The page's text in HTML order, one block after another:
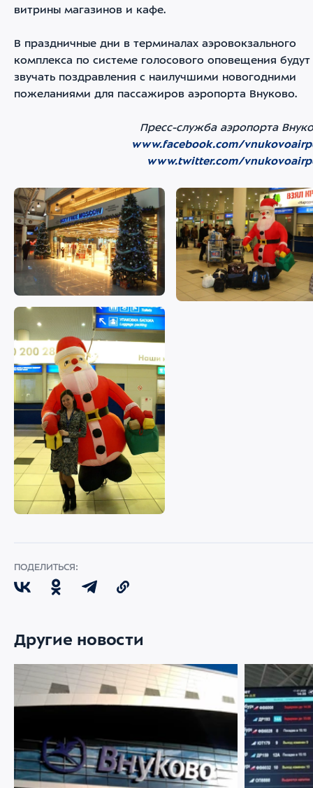
витрины магазинов и кафе.
В праздничные дни в терминалах аэровокзального
комплекса по системе голосового оповещения будут
звучать поздравления с наилучшими новогодними
пожеланиями для пассажиров аэропорта Внуково.
Пресс-служба аэропорта
www.facebook.com/
www.twitter.com/
ПОДЕЛИТЬСЯ:
Другие новости